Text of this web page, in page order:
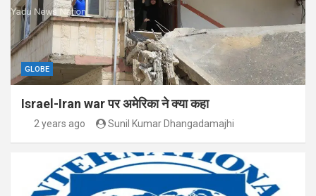
GLOBE
Israel-Iran war पर अमेरिका ने क्या कहा
2 years ago Sunil Kumar Dhangadamajhi